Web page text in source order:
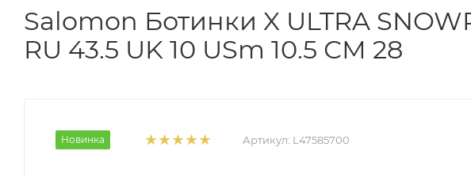
Salomon Ботинки X ULTRA
RU 43.5 UK 10 USm 10.5 СМ 28
Новинка Артикул: L47585700